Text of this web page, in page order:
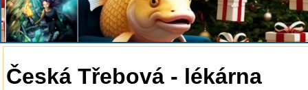
Česká Třebová - lékárna